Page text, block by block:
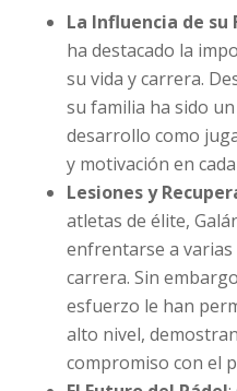
La Influencia de su
ha destacado la
su vida y carrera.
su familia ha sido
desarrollo como
y motivación en
Lesiones y
atletas de élite,
enfrentarse a
carrera. Sin
esfuerzo le han
alto nivel,
compromiso con el